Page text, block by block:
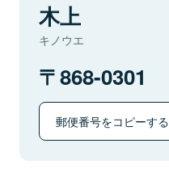
木上
キノウエ
868-0301
郵便番号をコピーする